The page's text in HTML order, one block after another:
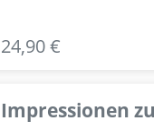
24,90 €
Impressionen